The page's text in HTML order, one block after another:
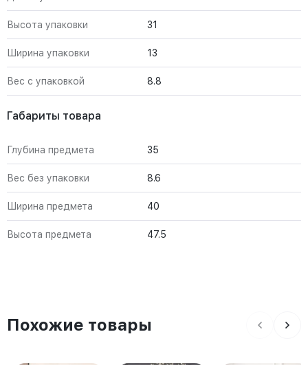
Высота упаковки 31
Ширина упаковки 13
Вес с упаковкой 8.8
Габариты товара
Глубина предмета 35
Вес без упаковки 8.6
Ширина предмета 40
Высота предмета 47.5
Похожие товары